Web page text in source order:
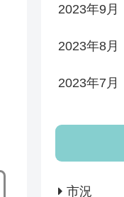
2023年9月
2023年8月
2023年7月
市況